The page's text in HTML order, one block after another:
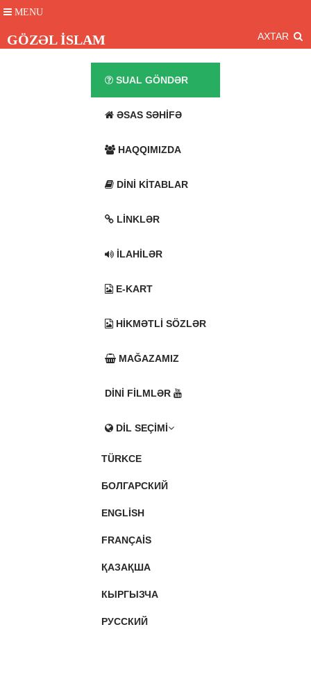
MENU
GÖZƏL İSLAM AXTAR
SUAL GÖNDƏR
ƏSAS SƏHIFƏ
HAQQIMIZDA
DINI KITABLAR
LINKLƏR
İLAHILƏR
E-KART
HIKMƏTLI SÖZLƏR
MAĞAZAMIZ
DINI FILMLƏR
DIL SEÇIMI
TÜRKCE
БОЛГАРСКИЙ
ENGLISH
FRANÇAIS
ҚАЗАҚША
КЫРГЫЗЧА
РУССКИЙ